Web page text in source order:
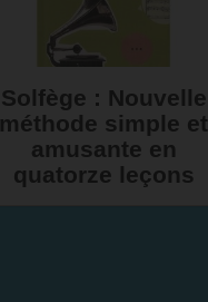
Solfège : Nouvelle
méthode simple et
amusante en
quatorze leçons